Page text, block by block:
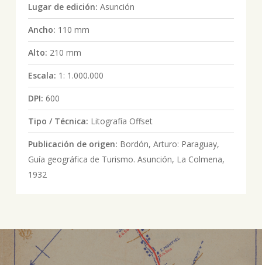
Lugar de edición: Asunción
Ancho: 110 mm
Alto: 210 mm
Escala: 1: 1.000.000
DPI: 600
Tipo / Técnica: Litografía Offset
Publicación de origen: Bordón, Arturo: Paraguay,
Guía geográfica de Turismo. Asunción, La Colmena,
1932